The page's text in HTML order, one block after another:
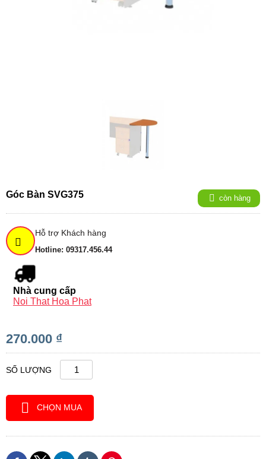
Góc Bàn SVG375 còn hàng
Hỗ trợ Khách hàng
Hotline: 09317.456.44
Nhà cung cấp
Noi That Hoa Phat
270.000 ₫
SỐ LƯỢNG
CHỌN MUA